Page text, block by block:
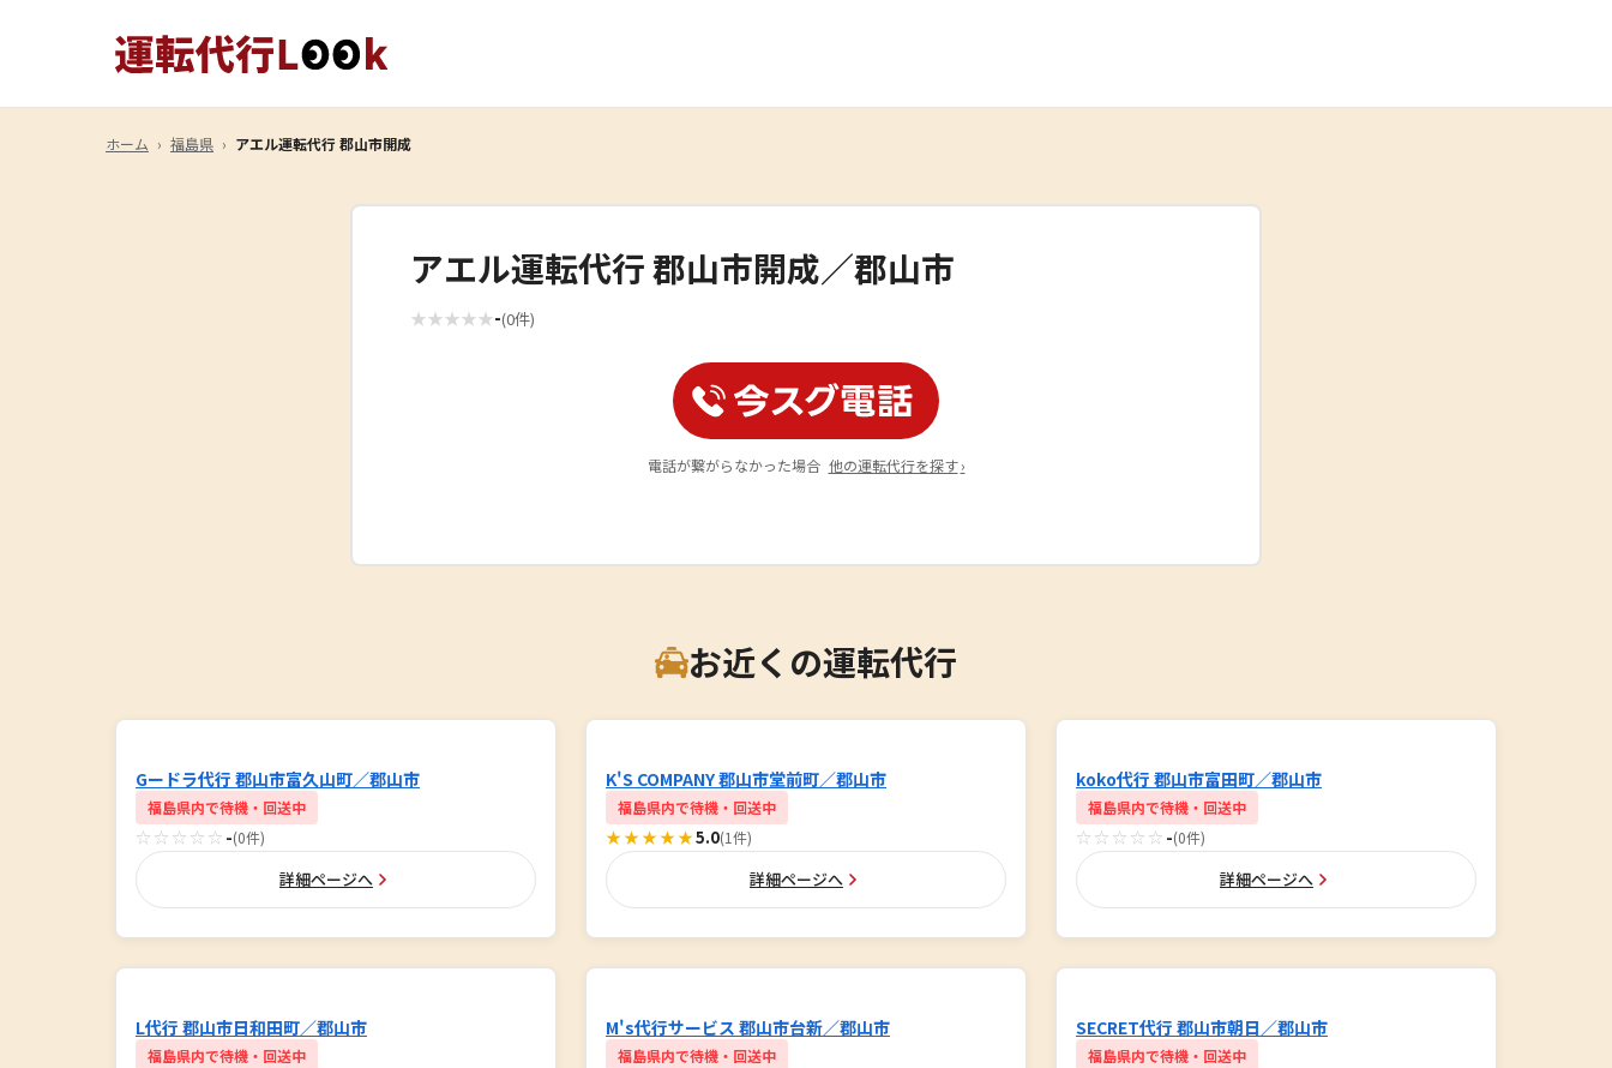
ホーム › 福島県 › アエル運転代行 郡山市開成
アエル運転代行 郡山市開成／郡山市
★★★★★-(0件)
電話が繋がらなかった場合 他の運転代行を探す ›
お近くの運転代行
Gードラ代行 郡山市富久山町／郡山市
福島県内で待機・回送中
☆☆☆☆☆ -(0件)
詳細ページへ
K'S COMPANY 郡山市堂前町／郡山市
福島県内で待機・回送中
★★★★★5.0(1件)
詳細ページへ
koko代行 郡山市富田町／郡山市
福島県内で待機・回送中
☆☆☆☆☆ -(0件)
詳細ページへ
L代行 郡山市日和田町／郡山市
福島県内で待機・回送中
M's代行サービス 郡山市台新／郡山市
福島県内で待機・回送中
SECRET代行 郡山市朝日／郡山市
福島県内で待機・回送中